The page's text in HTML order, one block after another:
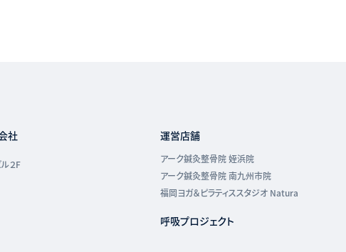
社
２F
運営店舗
アーク鍼灸整骨院 姪浜院
アーク鍼灸整骨院 南九州市院
福岡ヨガ＆ピラティススタジオ Natura
呼吸プロジェクト